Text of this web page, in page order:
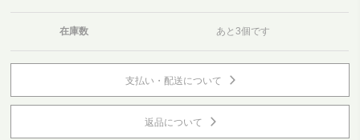
在庫数 あと3個です
支払い・配送について
返品について